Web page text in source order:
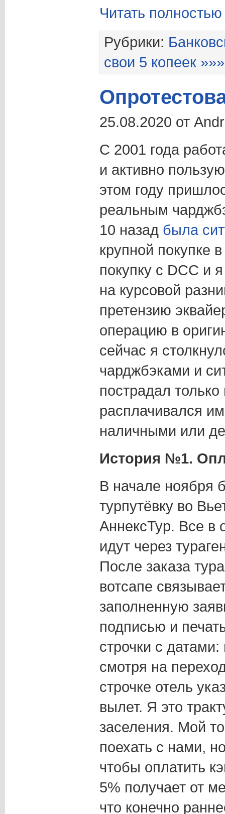
Читать
Рубрики:
свои 5 копеек »»»
25.08.2020 от
С 2001 года
и активно
этом году
реальным
10 назад была
крупной покупке
покупку с DCC и
на курсовой
претензию
операцию в
сейчас я
чарджбэками и
пострадал только
расплачивался
наличными или
История №1.
В начале ноября
турпутёвку во
АннексТур. Все в
идут через
После заказа
вотсапе
заполненную
подписью и
строчки с
смотря на
строчке отель
вылет. Я это
заселения. Мой
поехать с нами,
чтобы оплатить
5% получает от
что конечно